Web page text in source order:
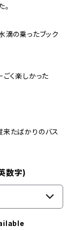
滴の乗ったブック
ごく楽しかった
来たばかりのバス
数字)